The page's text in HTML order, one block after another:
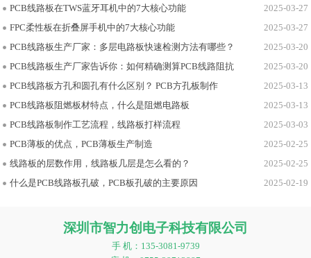
2025-03-27
PCB线路板在TWS蓝牙耳机中的7大核心功能
2025-03-27
FPC柔性板在折叠屏手机中的7大核心功能
2025-03-20
PCB线路板生产厂家：多层电路板快速检测方法有哪些？
2025-03-20
PCB线路板生产厂家告诉你：如何精确测算PCB线路阻抗
2025-03-13
PCB线路板方孔和圆孔有什么区别？ PCB方孔板制作
2025-03-13
PCB线路板阻燃板材特点，什么是阻燃电路板
2025-03-03
PCB线路板制作工艺流程，线路板打样流程
2025-02-25
PCB薄板的优点，PCB薄板生产制造
2025-02-25
线路板的层数作用，线路板几层是怎么看的？
2025-02-19
什么是PCB线路板孔破，PCB板孔破的主要原因
深圳市智力创电子科技有限公司
手 机：135-3081-9739